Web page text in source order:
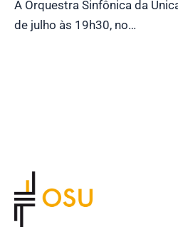
A Orquestra Sinfônica da
de julho às 19h30, no…